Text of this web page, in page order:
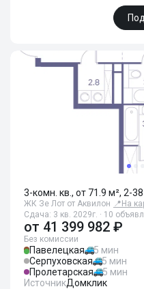
3-комн. кв., от 71.9 м², 2-
ЖК Зе Лот от Аквилон 📍 На
Сдача: 3 кв. 2029г. · 10
от 41 399 982 ₽
Без комиссии
Павелецкая
5 мин
Серпуховская
5 мин
Пролетарская
5 мин
ИсточникДомклик